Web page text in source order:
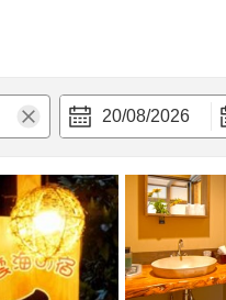
20/08/2026